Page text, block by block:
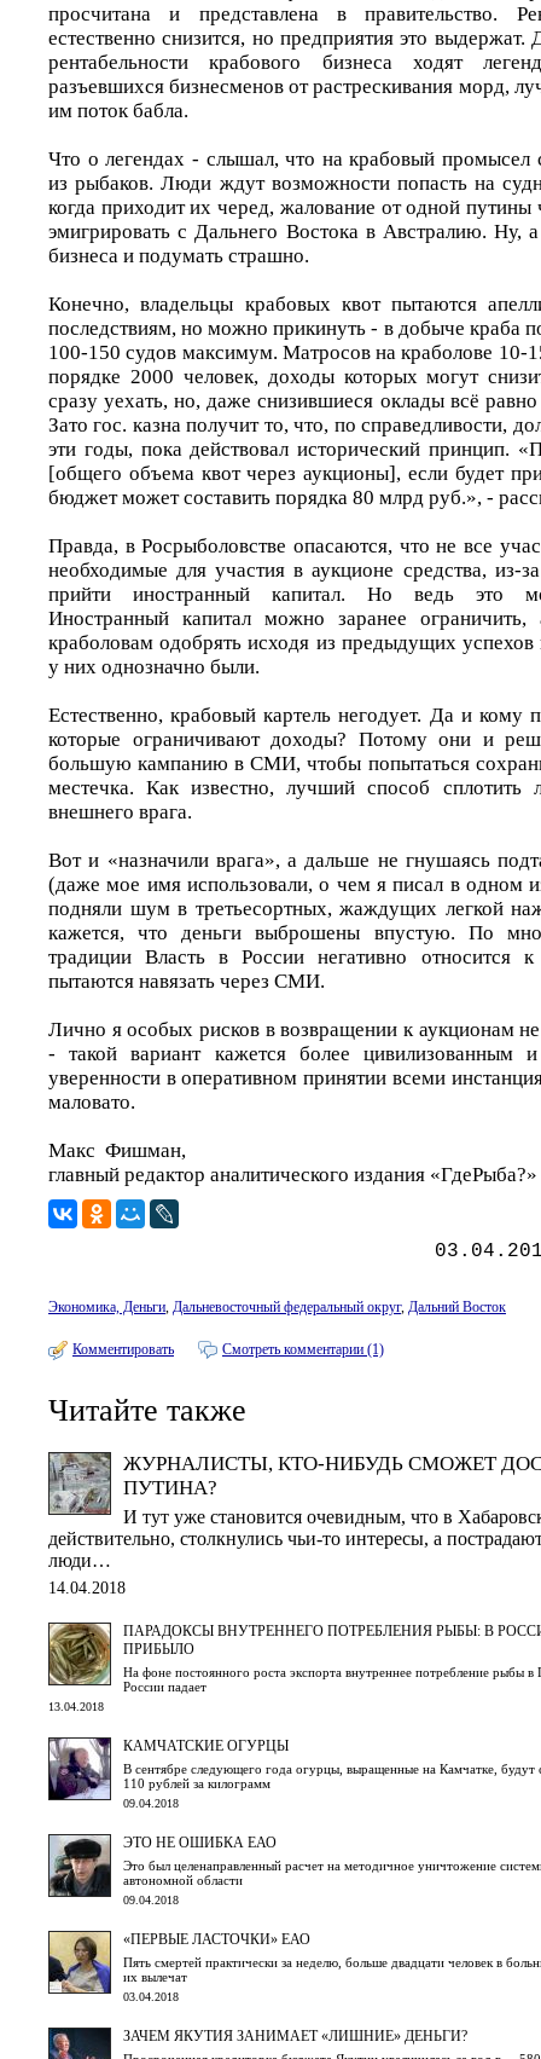
просчитана и представлена в правительство.
естественно снизится, но предприятия это
рентабельности крабового бизнеса ходят
разъевшихся бизнесменов от растрескивания морд,
им поток бабла.
Что о легендах - слышал, что на крабовый промысел
из рыбаков. Люди ждут возможности попасть на
когда приходит их черед, жалование от одной путины
эмигрировать с Дальнего Востока в Австралию. Ну,
бизнеса и подумать страшно.
Конечно, владельцы крабовых квот пытаются
последствиям, но можно прикинуть - в добыче краба
100-150 судов максимум. Матросов на краболове 10-
порядке 2000 человек, доходы которых могут
сразу уехать, но, даже снизившиеся оклады всё
Зато гос. казна получит то, что, по справедливости,
эти годы, пока действовал исторический принцип.
[общего объема квот через аукционы], если будет
бюджет может составить порядка 80 млрд руб.», -
Правда, в Росрыболовстве опасаются, что не все
необходимые для участия в аукционе средства, из-
прийти иностранный капитал. Но ведь это
Иностранный капитал можно заранее ограничить,
краболовам одобрять исходя из предыдущих
у них однозначно были.
Естественно, крабовый картель негодует. Да и кому
которые ограничивают доходы? Потому они и
большую кампанию в СМИ, чтобы попытаться
местечка. Как известно, лучший способ сплотить
внешнего врага.
Вот и «назначили врага», а дальше не гнушаясь
(даже мое имя использовали, о чем я писал в одном
подняли шум в третьесортных, жаждущих легкой
кажется, что деньги выброшены впустую. По
традиции Власть в России негативно относится
пытаются навязать через СМИ.
Лично я особых рисков в возвращении к аукционам
- такой вариант кажется более цивилизованным
уверенности в оперативном принятии всеми
маловато.
Макс Фишман,
главный редактор аналитического издания «ГдеРыба?»
Экономика, Деньги, Дальневосточный федеральный округ, Дальний Восток
Комментировать Смотреть комментарии (1)
Читайте также
ЖУРНАЛИСТЫ, КТО-НИБУДЬ СМОЖЕТ
ПУТИНА?
И тут уже становится очевидным, что в
действительно, столкнулись чьи-то интересы, а
люди…
14.04.2018
ПАРАДОКСЫ ВНУТРЕННЕГО ПОТРЕБЛЕНИЯ РЫБЫ: В
ПРИБЫЛО
На фоне постоянного роста экспорта внутреннее потребление рыбы в
России падает
13.04.2018
КАМЧАТСКИЕ ОГУРЦЫ
В сентябре следующего года огурцы, выращенные на Камчатке,
110 рублей за килограмм
09.04.2018
ЭТО НЕ ОШИБКА ЕАО
Это был целенаправленный расчет на методичное уничтожение
автономной области
09.04.2018
«ПЕРВЫЕ ЛАСТОЧКИ» ЕАО
Пять смертей практически за неделю, больше двадцати человек в
их вылечат
03.04.2018
ЗАЧЕМ ЯКУТИЯ ЗАНИМАЕТ «ЛИШНИЕ» ДЕНЬГИ?